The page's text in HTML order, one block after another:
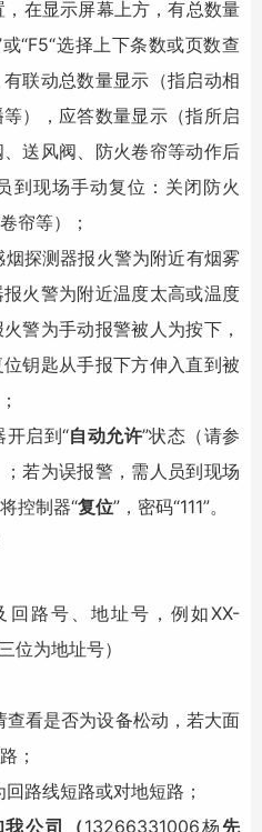
在显示屏幕上方，有总数量
或“F5“选择上下条数或页数查
联动总数量显示（指启动相
），应答数量显示（指所启
送风阀、防火卷帘等动作后
到现场手动复位：关闭防火
帘等）；
探测器报火警为附近有烟雾
火警为附近温度太高或温度
警为手动报警被人为按下，
钥匙从手报下方伸入直到被
开启到“自动允许”状态（请参
若为误报警，需人员到现场
控制器“复位”，密码“111”。
路号、地址号，例如XX-
位为地址号）
看是否为设备松动，若大面
；
路线短路或对地短路；
公司（13266331006杨 先